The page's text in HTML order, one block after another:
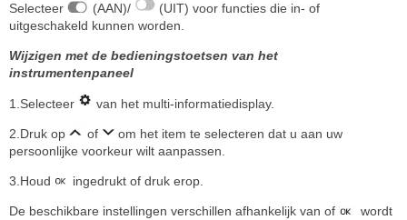
Selecteer (AAN)/
(UIT) voor functies die in- of
uitgeschakeld kunnen worden.
Wijzigen met de bedieningstoetsen van het
instrumentenpaneel
1.Selecteer van het multi-informatiedisplay.
2.Druk op of
om het item te selecteren dat u aan uw
persoonlijke voorkeur wilt aanpassen.
3.Houd ingedrukt of druk erop.
De beschikbare instellingen verschillen afhankelijk van of
wordt